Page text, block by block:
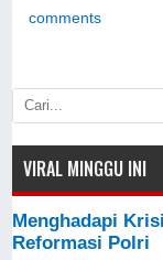
comments
VIRAL MINGGU INI
Menghadapi
Reformasi Polri